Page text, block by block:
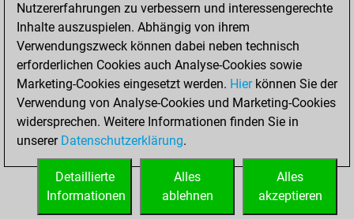
Bauer setzt Matt
0
Erstickte Matts
Unterverwandlungen
Türme auf der siebten
1
STARTSEITE
Nutzererfahrungen zu verbessern und interessengerechte
Inhalte auszuspielen. Abhängig von ihrem
Verwendungszweck können dabei neben technisch
erforderlichen Cookies auch Analyse-Cookies sowie
Marketing-Cookies eingesetzt werden. Hierkönnen Sie der
Verwendung von Analyse-Cookies und Marketing-Cookies
widersprechen. Weitere Informationen finden Sie in
unserer Datenschutzerklärung.
Alles
akzeptieren
Alles
ablehnen
Detaillierte
Informationen